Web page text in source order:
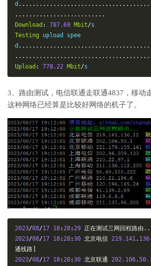
d
..........................
Download : 787.69 Mbit/
Testing upload spee
d
Upload : 778.22 Mbit/s
3、路由测试，电信联通走联通4837，移动
这种网络已经算是比较好网络的机子了。
2023/08/17 18:28:29 正在测试三网回程路由
2023/08/17 18:28:30 北京电信 219.141.
通线路]
2023/08/17 18:28:30 北京联通 202.106.